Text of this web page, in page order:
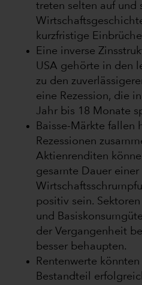
treten selten auf und
kurzfristige
Eine inverse
USA gehörte in den
zu den
eine Rezession, die
Jahr bis 18 Monate
Baisse-Märkte fallen
Rezessionen
Aktienrenditen
gesamte Dauer einer
positiv sein.
und
der Vergangenheit
besser behaupten.
Rentenwerte
Bestandteil